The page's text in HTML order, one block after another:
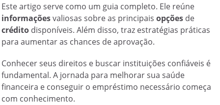
Este artigo serve como um guia completo. Ele reúne
informaçõesvaliosas sobre as principaisopções de
crédito disponíveis. Além disso, traz estratégias práticas
para aumentar as chances de aprovação.
Conhecer seus direitos e buscar instituições confiáveis é
fundamental. A jornada para melhorar sua saúde
financeira e conseguir o empréstimo necessário começa
com conhecimento.